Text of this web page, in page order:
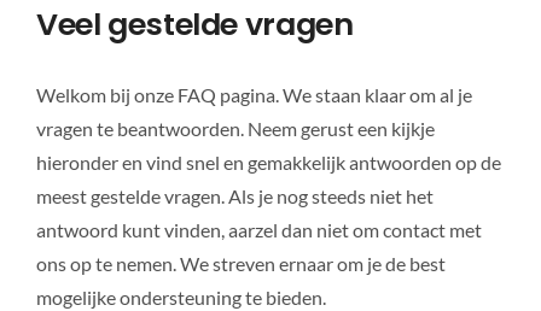
OVER HTI
CONTACT
Veel gestelde vragen
Welkom bij onze FAQ pagina. We staan klaar om al je
vragen te beantwoorden. Neem gerust een kijkje
hieronder en vind snel en gemakkelijk antwoorden op de
meest gestelde vragen. Als je nog steeds niet het
antwoord kunt vinden, aarzel dan niet om contact met
ons op te nemen. We streven ernaar om je de best
mogelijke ondersteuning te bieden.